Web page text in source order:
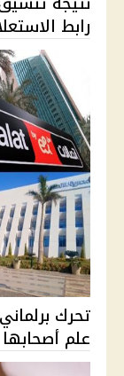
رابط
تحرك
علم